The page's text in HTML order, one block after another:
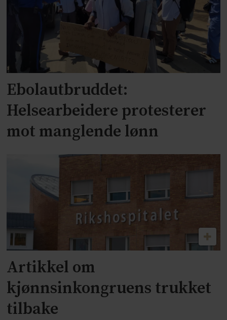
Ebolautbruddet:
Helsearbeidere protesterer
mot manglende lønn
Artikkel om
kjønnsinkongruens trukket
tilbake